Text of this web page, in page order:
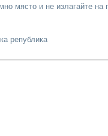
място и не излагайте на
република